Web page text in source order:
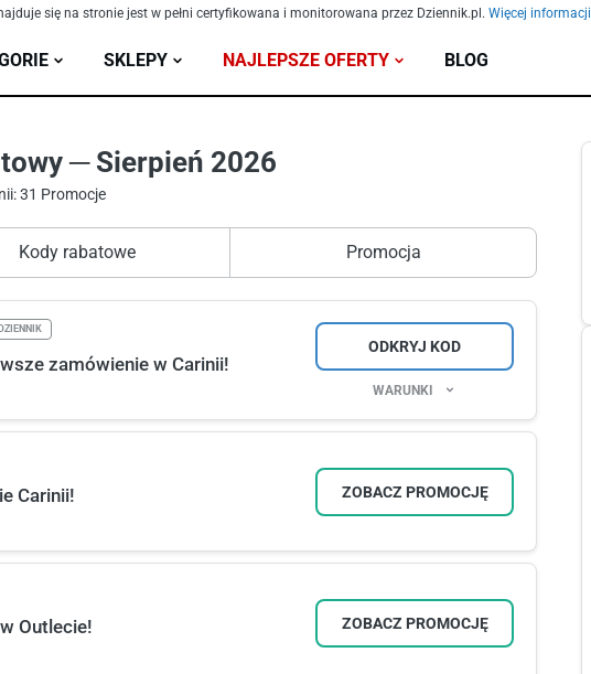
się na stronie jest w pełni certyfikowana i monitorowana przez Dziennik.pl. Więcej informacji
SKLEPY NAJLEPSZE OFERTY BLOG
─ Sierpień 2026
31 Promocje
Kody rabatowe Promocja
zamówienie w Carinii!
ODKRYJ KOD
WARUNKI
Carinii! ZOBACZ PROMOCJĘ
Outlecie! ZOBACZ PROMOCJĘ